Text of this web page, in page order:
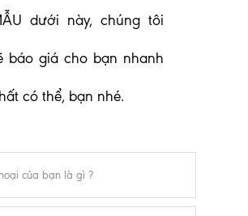
dưới này, chúng tôi
báo giá cho bạn nhanh
có thể, bạn nhé.